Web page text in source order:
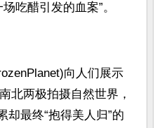
吃醋引发的血案”。
向人们展示
北两极拍摄自然世界，
却最终“抱得美人归”的